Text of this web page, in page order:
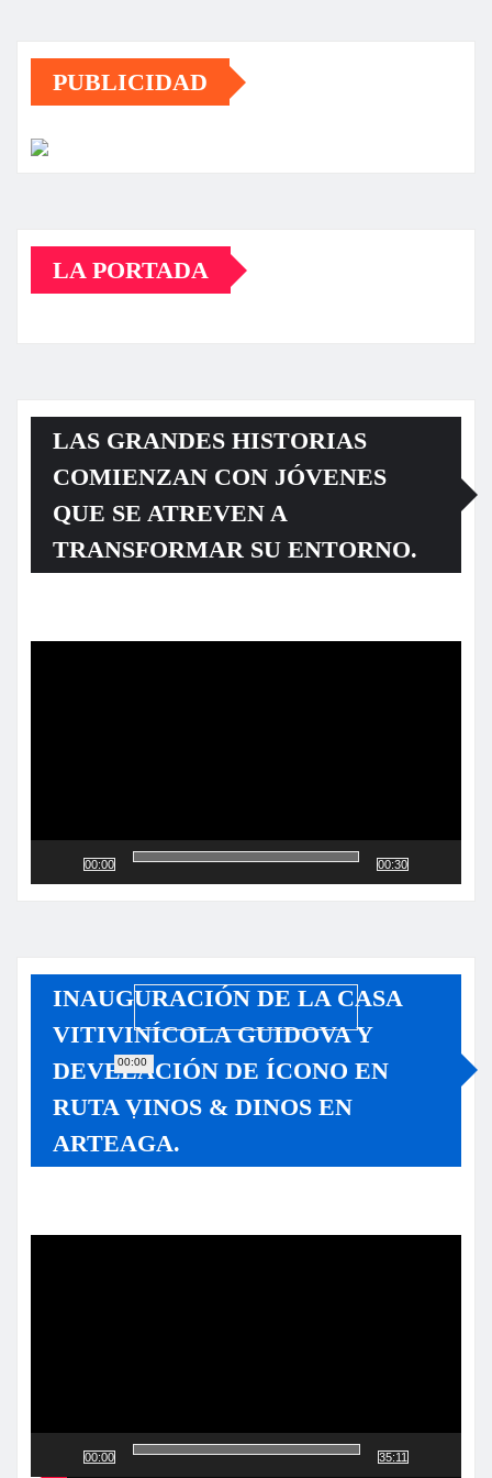
PUBLICIDAD
LA PORTADA
LAS GRANDES HISTORIAS
COMIENZAN CON JÓVENES
QUE SE ATREVEN A
TRANSFORMAR SU ENTORNO.
00:00
00:00
00:30
INAUGURACIÓN DE LA CASA
VITIVINÍCOLA GUIDOVA Y
DEVELACIÓN DE ÍCONO EN
RUTA VINOS & DINOS EN
ARTEAGA.
00:00 35:11